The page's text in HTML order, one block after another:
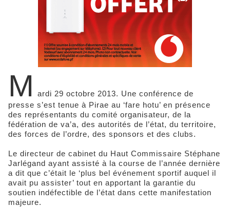
M
ardi 29 octobre 2013. Une conférence de
presse s’est tenue à Pirae au ‘fare hotu’ en présence
des représentants du comité organisateur, de la
fédération de va’a, des autorités de l’état, du territoire,
des forces de l’ordre, des sponsors et des clubs.
Le directeur de cabinet du Haut Commissaire Stéphane
Jarlégand ayant assisté à la course de l’année dernière
a dit que c’était le ‘plus bel événement sportif auquel il
avait pu assister’ tout en apportant la garantie du
soutien indéfectible de l’état dans cette manifestation
majeure.